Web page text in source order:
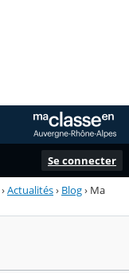
Se connecter
›Actualités› Blog› Ma